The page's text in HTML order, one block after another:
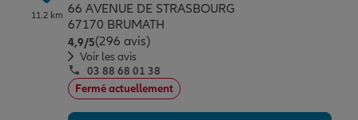
Investissements immobiliers
Transmission
Changer de voiture
Départ à la retraite
Assurance auto
Assurance habitation
Professionnels
Allianz en France
11.2 km 66 AVENUE DE STRASBOURG
67170 BRUMATH
4,9/5Note de 4.9 sur 5
(296 avis)
Voir les avis
03 88 68 01 38
Fermé actuellement